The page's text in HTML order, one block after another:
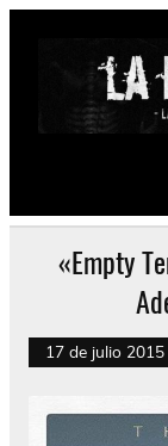
Saltar
Psychedelic,
«Empty
17 de julio 2015